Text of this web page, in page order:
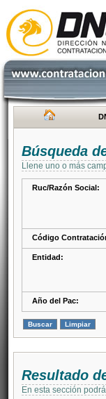
Búsqueda
Llene uno o más
Ruc/Razón Social:
Código
Entidad:
Año del Pac:
Resultado
En esta sección